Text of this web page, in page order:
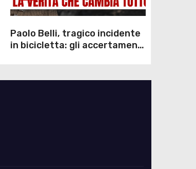
Paolo Belli, tragico incidente
in bicicletta: gli accertamenti
chiarire